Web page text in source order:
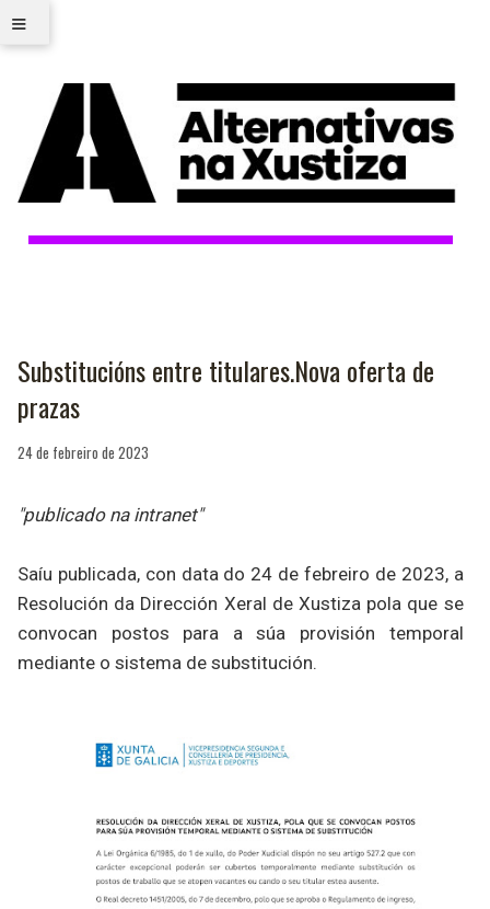
≡
Substitucións entre titulares.Nova oferta de
prazas
24 de febreiro de 2023
"publicado na intranet"
Saíu publicada, con data do 24 de febreiro de 2023, a
Resolución da Dirección Xeral de Xustiza pola que se
convocan postos para a súa provisión temporal
mediante o sistema de substitución.